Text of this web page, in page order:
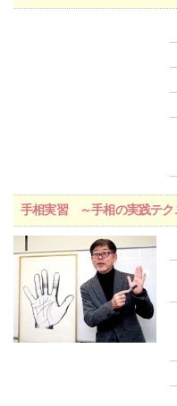
手相実習 ～手相の実践テク